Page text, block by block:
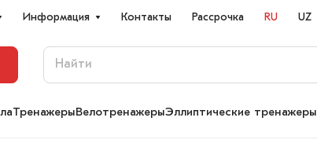
Информация Контакты Рассрочка RU UZ
ТренажерыВелотренажерыЭллиптические тренажеры